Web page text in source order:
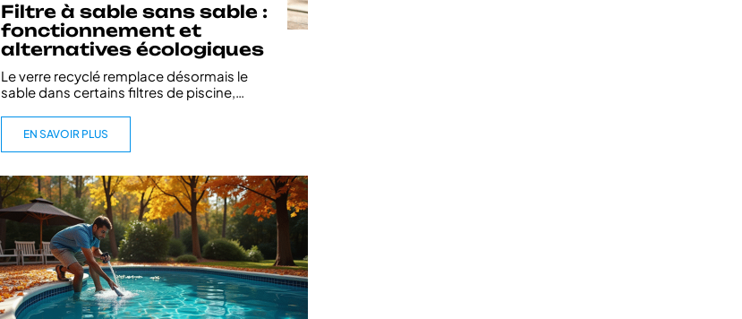
Filtre à sable sans sable :
fonctionnement et
alternatives écologiques
Le verre recyclé remplace désormais le
sable dans certains filtres de piscine,…
EN SAVOIR PLUS